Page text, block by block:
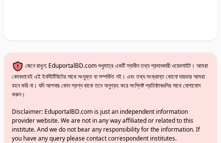
জেনে রাখুন: EduportalBD.com শুধুমাত্র একটি স্বাধীন তথ্য প্রদানকারী ওয়েবসাইট। আমরা
কোনভাবেই এই ইনস্টিটিউটের সাথে সংযুক্ত বা সম্পর্কিত নই। এবং তথ্য সংক্রান্ত কোনো দায়ভার আমরা
বহন করি না। যদি আপনার কোন প্রশ্ন থাকে তবে অনুগ্রহ করে সংশ্লিষ্ট প্রতিষ্ঠানগুলির সাথে যোগাযোগ
করুন।
Disclaimer: EduportalBD.com is just an independent information
provider website. We are not in any way affiliated or related to this
institute. And we do not bear any responsibility for the information. If
you have any query please contact correspondent institutes.